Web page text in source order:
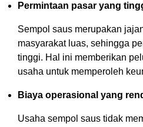
Permintaan pasar yang
Sempol saus merupakan
masyarakat luas, sehingga
tinggi. Hal ini memberikan
usaha untuk memperoleh
Biaya operasional yang
Usaha sempol saus tidak